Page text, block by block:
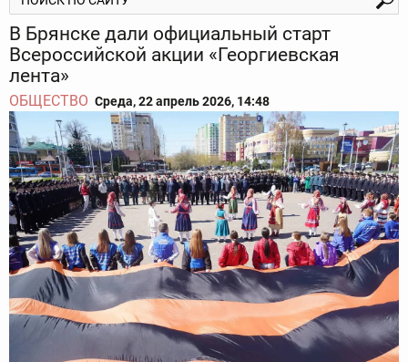
В Брянске дали официальный старт
Всероссийской акции «Георгиевская
лента»
ОБЩЕСТВО Среда, 22 апрель 2026, 14:48